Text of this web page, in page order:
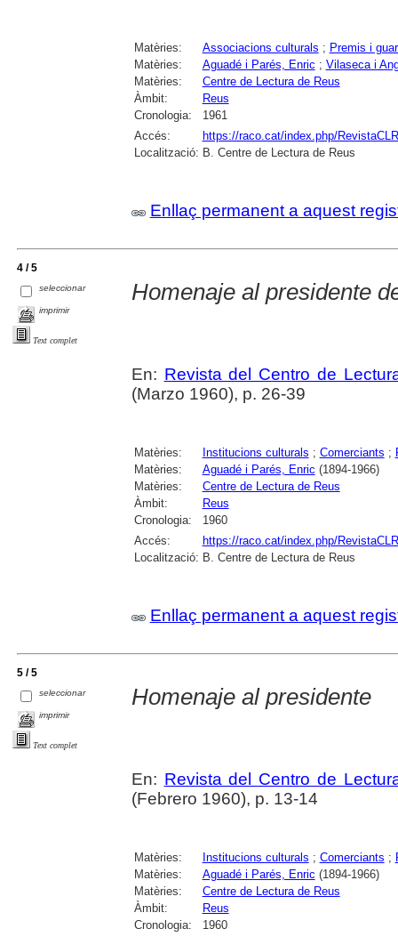
Matèries: Associacions culturals ; Premis i
Matèries:
Aguadé i Parés, Enric ; Vilaseca i
Matèries:
Centre de Lectura de Reus
Àmbit:
Reus
Cronologia:
1961
Accés:
https://raco.cat/index.php/
Localització: B. Centre de Lectura de Reus
Enllaç permanent a aquest
4 / 5
seleccionar
imprimir
Text complet
Homenaje al presidente
En: Revista del Centro de
(Marzo 1960), p. 26-39
Matèries: Institucions culturals ; Comerciants ;
Matèries:
Aguadé i Parés, Enric (1894-1966)
Matèries:
Centre de Lectura de Reus
Àmbit:
Reus
Cronologia:
1960
Accés:
https://raco.cat/index.php/
Localització: B. Centre de Lectura de Reus
Enllaç permanent a aquest
5 / 5
seleccionar
imprimir
Text complet
Homenaje al presidente
En: Revista del Centro de
(Febrero 1960), p. 13-14
Matèries: Institucions culturals ; Comerciants ;
Matèries:
Aguadé i Parés, Enric (1894-1966)
Matèries:
Centre de Lectura de Reus
Àmbit:
Reus
Cronologia:
1960